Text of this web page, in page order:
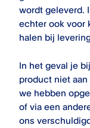
wordt geleverd.
echter ook voor
halen bij
In het geval je
product niet
we hebben
of via een
ons